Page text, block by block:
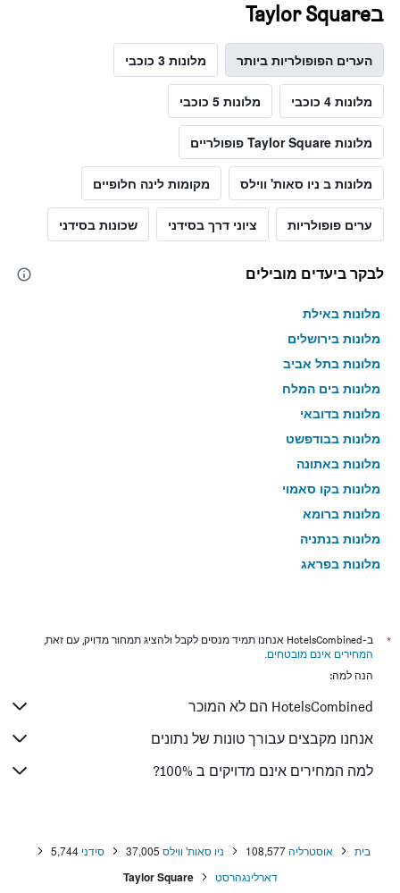
בTaylor Square
הערים הפופולריות ביותר מלונות 3 כוכבי
מלונות 4 כוכבי מלונות 5 כוכבי
מלונות Taylor Square פופולריים
מלונות ב ניו סאות' ווילס מקומות לינה חלופיים
ערים פופולריות ציוני דרך בסידני שכונות בסידני
לבקר ביעדים מובילים
מלונות באילת
מלונות בירושלים
מלונות בתל אביב
מלונות בים המלח
מלונות בדובאי
מלונות בבודפשט
מלונות באתונה
מלונות בקו סאמוי
מלונות ברומא
מלונות בנתניה
מלונות בפראג
מלונות בניו יורק
מלונות בבנגקוק
מלונות בבוקרשט
מלונות בפאפוס
מלונות בלימסול
*
ב-HotelsCombined אנחנו תמיד מנסים לקבל ולהציג תמחור מדויק, עם זאת,
המחירים אינם מובטחים.
הנה למה:
HotelsCombined הם לא המוכר
אנחנו מקבצים עבורך טונות של נתונים
למה המחירים אינם מדויקים ב 100%?
בית אוסטרליה108,577 ניו סאות' ווילס 37,005 סידני 5,744
דארלינגהרסט
Taylor Square